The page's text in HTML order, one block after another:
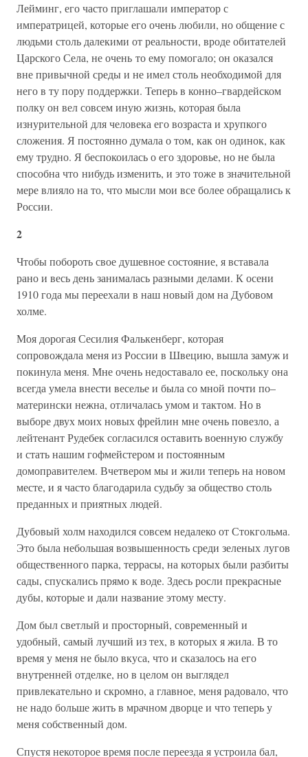
Лейминг, его часто приглашали император с
императрицей, которые его очень любили, но общение с
людьми столь далекими от реальности, вроде обитателей
Царского Села, не очень то ему помогало; он оказался
вне привычной среды и не имел столь необходимой для
него в ту пору поддержки. Теперь в конно–гвардейском
полку он вел совсем иную жизнь, которая была
изнурительной для человека его возраста и хрупкого
сложения. Я постоянно думала о том, как он одинок, как
ему трудно. Я беспокоилась о его здоровье, но не была
способна что нибудь изменить, и это тоже в значительной
мере влияло на то, что мысли мои все более обращались к
России.
2
Чтобы побороть свое душевное состояние, я вставала
рано и весь день занималась разными делами. К осени
1910 года мы переехали в наш новый дом на Дубовом
холме.
Моя дорогая Сесилия Фалькенберг, которая
сопровождала меня из России в Швецию, вышла замуж и
покинула меня. Мне очень недоставало ее, поскольку она
всегда умела внести веселье и была со мной почти по–
матерински нежна, отличалась умом и тактом. Но в
выборе двух моих новых фрейлин мне очень повезло, а
лейтенант Рудебек согласился оставить военную службу
и стать нашим гофмейстером и постоянным
домоправителем. Вчетвером мы и жили теперь на новом
месте, и я часто благодарила судьбу за общество столь
преданных и приятных людей.
Дубовый холм находился совсем недалеко от Стокгольма.
Это была небольшая возвышенность среди зеленых лугов
общественного парка, террасы, на которых были разбиты
сады, спускались прямо к воде. Здесь росли прекрасные
дубы, которые и дали название этому месту.
Дом был светлый и просторный, современный и
удобный, самый лучший из тех, в которых я жила. В то
время у меня не было вкуса, что и сказалось на его
внутренней отделке, но в целом он выглядел
привлекательно и скромно, а главное, меня радовало, что
не надо больше жить в мрачном дворце и что теперь у
меня собственный дом.
Спустя некоторое время после переезда я устроила бал,